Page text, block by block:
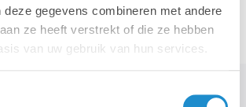
deze gegevens combineren met andere
ze heeft verstrekt of die ze hebben
van uw gebruik van hun services.